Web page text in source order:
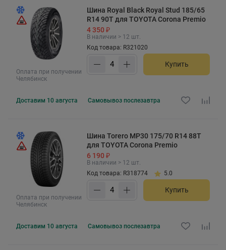
Оплата при получении
Челябинск
Шина Royal Black Royal Stud 185/65
R14 90T для TOYOTA Corona Premio
4 350 ₽
В наличии > 12 шт.
Код товара: R321020
Купить
Доставим 10 августа Самовывоз послезавтра
Оплата при получении
Челябинск
Шина Torero MP30 175/70 R14 88T
для TOYOTA Corona Premio
6 190 ₽
В наличии > 12 шт.
Код товара: R318774
5.0
Купить
Доставим 10 августа Самовывоз послезавтра